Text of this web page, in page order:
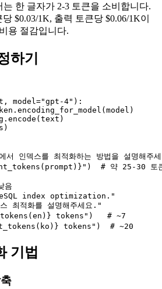
는 한 글자가 2-3 토큰을 소비합니다.
$0.03/1K, 출력 토큰당 $0.06/1K이
용 절감입니다.
하기
model="gpt-4"):
인덱스를 최적화하는 방법을 설명해주
# 약 25-30 토
음
index optimization."
최적화를 설명해주세요."
tokens")   # ~7
tokens")  # ~20
기법